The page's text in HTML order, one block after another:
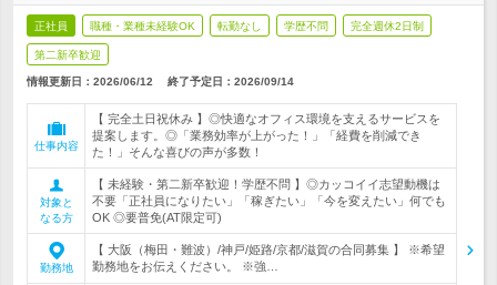
正社員 職種・業種未経験OK 転勤なし 学歴不問 完全週休2日制
第二新卒歓迎
情報更新日：2026/06/12 終了予定日： 2026/09/14
仕事内容
【 完全土日祝休み 】◎快適なオフィス環境を支えるサービスを
提案します。◎「業務効率が上がった！」「経費を削減でき
た！」そんな喜びの声が多数！
対象と
なる方
【 未経験・第二新卒歓迎！学歴不問 】◎カッコイイ志望動機は
不要「正社員になりたい」「稼ぎたい」「今を変えたい」何でも
OK ◎要普免(AT限定可)
勤務地
【 大阪（梅田・難波）/神戸/姫路/京都/滋賀の合同募集 】 ※希望
勤務地をお伝えください。 ※強…